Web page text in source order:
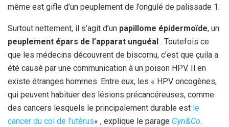
même est gifle d’un peuplement de l’ongulé de palissade 1.
Surtout nettement, il s’agit d’un papillome épidermoïde, un
peuplement épars de l’apparat unguéal . Toutefois ce
que les médecins découvrent de biscornu, c’est que çuila a
été causé par une communication à un poison HPV. Il en
existe étranges hommes. Entre eux, les « HPV oncogènes,
qui peuvent habituer des lésions précancéreuses, comme
des cancers lesquels le principalement durable est le
cancer du col de l’utérus« , explique le parage Gyn&Co.